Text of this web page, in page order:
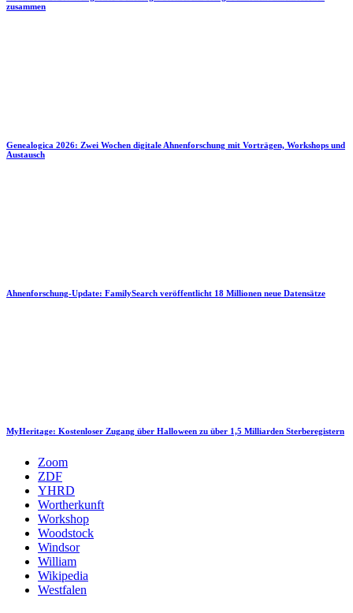
zusammen
Genealogica 2026: Zwei Wochen digitale Ahnenforschung mit Vorträgen, Workshops und
Austausch
Ahnenforschung-Update: FamilySearch veröffentlicht 18 Millionen neue Datensätze
MyHeritage: Kostenloser Zugang über Halloween zu über 1,5 Milliarden Sterberegistern
Zoom
ZDF
YHRD
Wortherkunft
Workshop
Woodstock
Windsor
William
Wikipedia
Westfalen